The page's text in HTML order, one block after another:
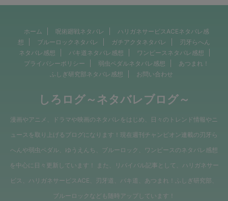
ホーム 呪術廻戦ネタバレ
ハリガネサービスACEネタバレ感
想
ブルーロックネタバレ ガチアクタネタバレ
刃牙らへん
ネタバレ感想
バキ道ネタバレ感想
ワンピースネタバレ感想
プライバシーポリシー
弱虫ペダルネタバレ感想
あつまれ！
ふしぎ研究部ネタバレ感想
お問い合わせ
しろログ～ネタバレブログ～
漫画やアニメ、ドラマや映画のネタバレをはじめ、日々のトレンド情報やニ
ュースを取り上げるブログになります！現在週刊チャンピオン連載の刃牙ら
へんや弱虫ペダル、ゆうえんち、ブルーロック、ワンピースのネタバレ感想
を中心に日々更新しています！ また、リバイバル記事として、ハリガネサー
ビス、ハリガネサービスACE、刃牙道、バキ道、あつまれ！ふしぎ研究部、
ブルーロックなども随時アップしています！